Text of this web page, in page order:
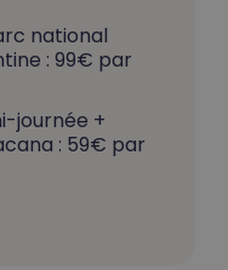
national
: 99€ par
journée +
: 59€ par